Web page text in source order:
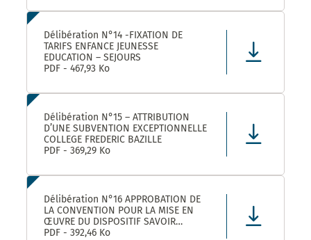
CASTELNAUVIENNES
Délibération N°14 -FIXATION DE
TARIFS ENFANCE JEUNESSE
EDUCATION – SEJOURS
PDF - 467,93 Ko
Délibération N°15 – ATTRIBUTION
D’UNE SUBVENTION EXCEPTIONNELLE
COLLEGE FREDERIC BAZILLE
PDF - 369,29 Ko
Délibération N°16 APPROBATION DE
LA CONVENTION POUR LA MISE EN
ŒUVRE DU DISPOSITIF SAVOIR
ROULER A VELO AVEC MONTPELLIER
PDF - 392,46 Ko